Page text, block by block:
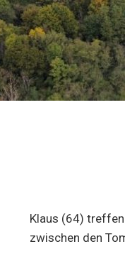
Klaus (64)
zwischen den